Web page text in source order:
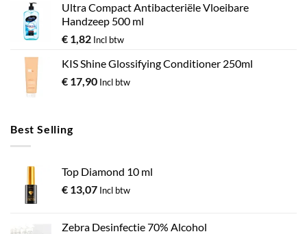
Ultra Compact Antibacteriële Vloeibare
Handzeep 500 ml
€ 1,82 Incl btw
KIS Shine Glossifying Conditioner 250ml
€ 17,90 Incl btw
Best Selling
Top Diamond 10 ml
€ 13,07 Incl btw
Zebra Desinfectie 70% Alcohol